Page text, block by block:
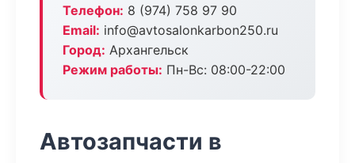
Телефон: 8 (974) 758 97 90
Email: info@avtosalonkarbon250.ru
Город: Архангельск
Режим работы: Пн-Вс: 08:00-22:00
Автозапчасти в